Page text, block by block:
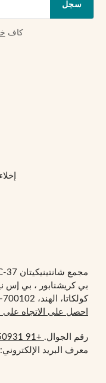
سجل
كاف
❗
مجمع شانتينيكيتان C-37
بي كريشنابور ، بي إس
كولكاتا، الهند، PIN -700102
احصل على الاتجاه على
رقم الجوال. +91 9748750931
معرف البريد الإلكتروني: support@verywelfit.com